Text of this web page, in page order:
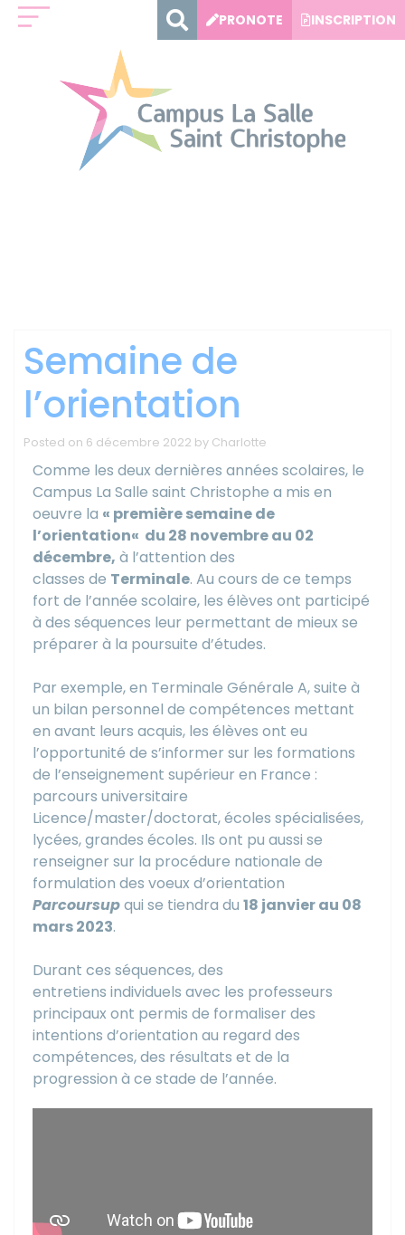
PRONOTE INSCRIPTION
Semaine de
l’orientation
Posted on 6 décembre 2022 by Charlotte
Comme les deux dernières années scolaires, le
Campus La Salle saint Christophe a mis en
oeuvre la « premièresemainede
l’orientation« du 28 novembre au 02
décembre, à l’attention des
classes de Terminale. Au cours de ce temps
fort de l’année scolaire, les élèves ont participé
à des séquences leur permettant de mieux se
préparer à la poursuite d’études.
Par exemple, en Terminale Générale A, suite à
un bilan personnel de compétences mettant
en avant leurs acquis, les élèves ont eu
l’opportunité de s’informer sur les formations
de l’enseignement supérieur en France :
parcours universitaire
Licence/master/doctorat, écoles spécialisées,
lycées, grandes écoles. Ils ont pu aussi se
renseigner sur la procédure nationale de
formulation des voeux d’orientation
Parcoursupqui se tiendra du 18 janvier au 08
mars 2023.
Durant ces séquences, des
entretiens individuels avec les professeurs
principaux ont permis de formaliser des
intentions d’orientation au regard des
compétences, des résultats et de la
progression à ce stade de l’année.
Panneau de gestion des cookies